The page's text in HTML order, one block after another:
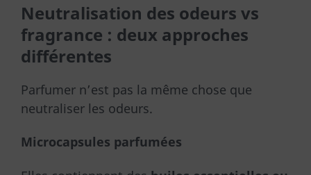
Neutralisation des odeurs vs
fragrance : deux approches
différentes
Parfumer n’est pas la même chose que
neutraliser les odeurs.
Microcapsules parfumées